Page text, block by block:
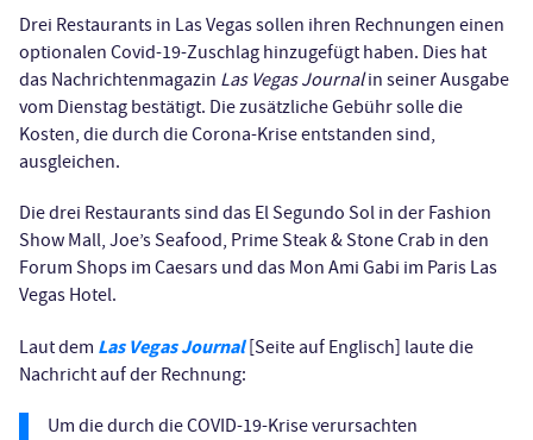
Drei Restaurants in Las Vegas sollen ihren Rechnungen einen
optionalen Covid-19-Zuschlag hinzugefügt haben. Dies hat
das Nachrichtenmagazin Las Vegas Journalin seiner Ausgabe
vom Dienstag bestätigt. Die zusätzliche Gebühr solle die
Kosten, die durch die Corona-Krise entstanden sind,
ausgleichen.
Die drei Restaurants sind das El Segundo Sol in der Fashion
Show Mall, Joe’s Seafood, Prime Steak & Stone Crab in den
Forum Shops im Caesars und das Mon Ami Gabi im Paris Las
Vegas Hotel.
Laut dem Las Vegas Journal[Seite auf Englisch] laute die
Nachricht auf der Rechnung:
Um die durch die COVID-19-Krise verursachten